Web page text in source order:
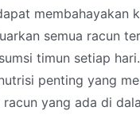
membahayakan
semua racun
timun setiap
penting yang
racun yang ada di